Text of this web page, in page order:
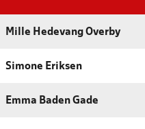
Mille Hedevang Overby
Simone Eriksen
Emma Baden Gade